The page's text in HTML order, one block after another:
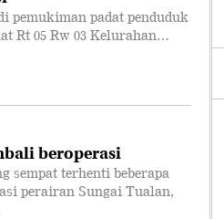
pemukiman padat penduduk
Rt 05 Rw 03 Kelurahan…
beroperasi
sempat terhenti beberapa
perairan Sungai Tualan,